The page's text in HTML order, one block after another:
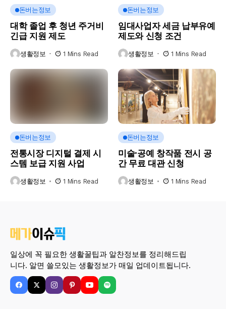
돈버는정보
대학 졸업 후 청년 주거비
긴급 지원 제도
생활정보 1 Mins Read
돈버는정보
임대사업자 세금 납부유예
제도와 신청 조건
생활정보 1 Mins Read
돈버는정보
전통시장 디지털 결제 시
스템 보급 지원 사업
생활정보 1 Mins Read
돈버는정보
미술·공예 창작품 전시 공
간 무료 대관 신청
생활정보 1 Mins Read
일상에 꼭 필요한 생활꿀팁과 알찬정보를 정리해드립
니다. 알면 쓸모있는 생활정보가 매일 업데이트됩니다.